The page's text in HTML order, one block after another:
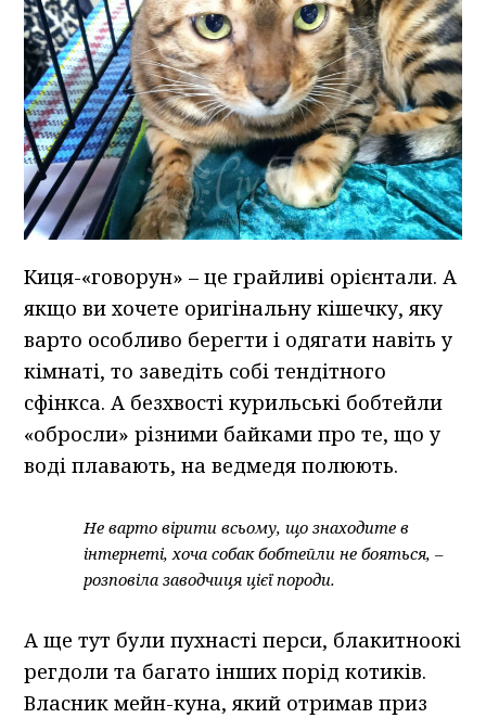
Киця-«говорун» – це грайливі орієнтали. А
якщо ви хочете оригінальну кішечку, яку
варто особливо берегти і одягати навіть у
кімнаті, то заведіть собі тендітного
сфінкса. А безхвості курильські бобтейли
«обросли» різними байками про те, що у
воді плавають, на ведмедя полюють.
Не варто вірити всьому, що знаходите в
інтернеті, хоча собак бобтейли не бояться, –
розповіла заводчиця цієї породи.
А ще тут були пухнасті перси, блакитноокі
регдоли та багато інших порід котиків.
Власник мейн-куна, який отримав приз